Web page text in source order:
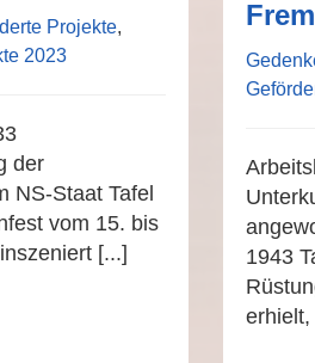
Projekte,
2023
der
NS-Staat Tafel
vom 15. bis
[...]
1943
erhielt,